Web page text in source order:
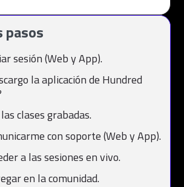
pasos
sesión (Web y App).
la aplicación de Hundred
clases grabadas.
con soporte (Web y App).
a las sesiones en vivo.
en la comunidad.